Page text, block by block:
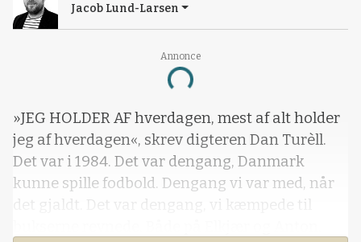
Annonce
Loading...
Jacob Lund-Larsen
»JEG HOLDER AF hverdagen, mest af alt holder
jeg af hverdagen«, skrev digteren Dan Turèll.
Det var i 1984. Det var dengang, Danmark
kunne spille fodbold. Dengang vi var med, når
det gjaldt. Det var dengang, vi kæmpede til